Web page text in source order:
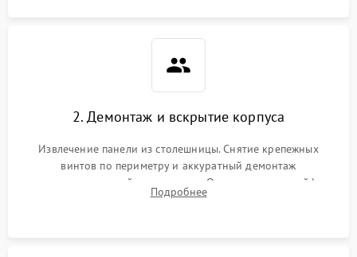
2. Демонтаж и вскрытие корпуса
Извлечение панели из столешницы. Снятие крепежных
винтов по периметру и аккуратный демонтаж
стеклокерамической поверхности. Отсоединение шлейфов
сенсорного блока для доступа к силовым платам, катушкам
Подробнее